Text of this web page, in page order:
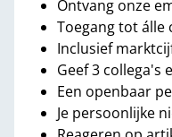
Ontvang onze
Toegang tot álle
Inclusief
Geef 3 collega's
Een openbaar
Je persoonlijke